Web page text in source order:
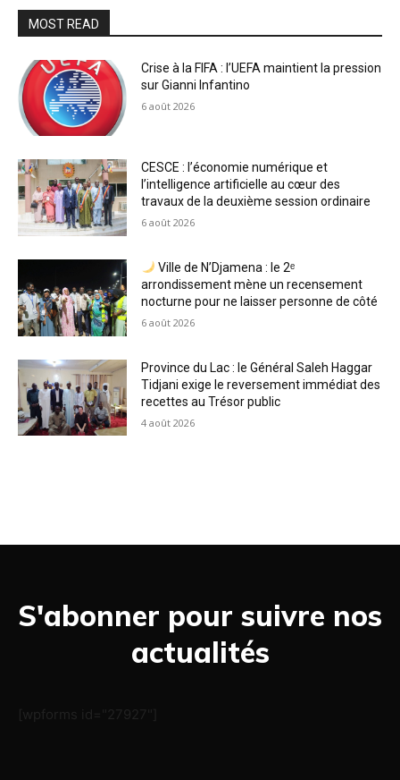
MOST READ
Crise à la FIFA : l’UEFA maintient la pression
sur Gianni Infantino
6 août 2026
CESCE : l’économie numérique et
l’intelligence artificielle au cœur des
travaux de la deuxième session ordinaire
6 août 2026
Ville de N’Djamena : le 2ᵉ
arrondissement mène un recensement
nocturne pour ne laisser personne de côté
6 août 2026
Province du Lac : le Général Saleh Haggar
Tidjani exige le reversement immédiat des
recettes au Trésor public
4 août 2026
S'abonner pour suivre nos
actualités
[wpforms id="27927"]